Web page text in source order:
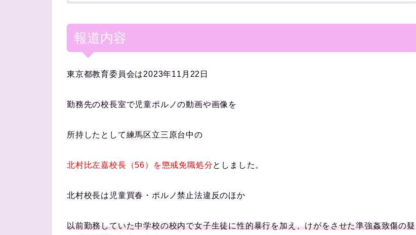
報道内容
東京都教育委員会は2023年11月22日
勤務先の校長室で児童ポルノの動画や画像を
所持したとして練馬区立三原台中の
北村比左嘉校長（56）を懲戒免職処分としました。
北村校長は児童買春・ポルノ禁止法違反のほか
以前勤務していた中学校の校内で女子生徒に性的暴行を加え、けがをさせた準強姦致傷の疑